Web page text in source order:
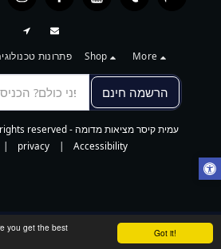
Got it!
you get the best
פתרונות Shop More
הרשמה חינם
reserved -עמית קיסר מציאות מדומה
| privacy | Accessibility